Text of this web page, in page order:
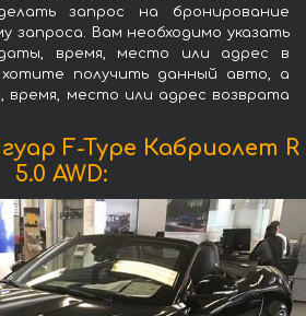
запрос на бронирование
запроса. Вам необходимо указать
время, место или адрес в
получить данный авто, а
время, место или адрес возврата
F-Type Кабриолет R
5.0 AWD: